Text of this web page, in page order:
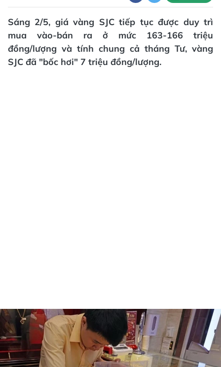
Sáng 2/5, giá vàng SJC tiếp tục được duy trì
mua vào-bán ra ở mức 163-166 triệu
đồng/lượng và tính chung cả tháng Tư, vàng
SJC đã "bốc hơi" 7 triệu đồng/lượng.